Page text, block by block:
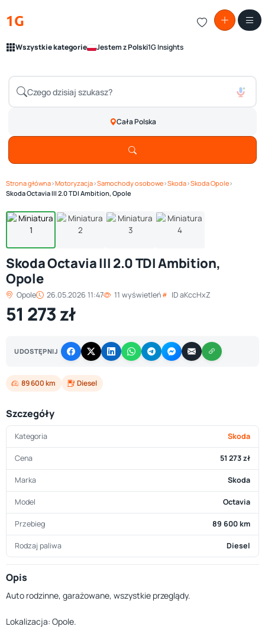
1G
Wszystkie kategorie Jestem z Polski1G Insights
Cała Polska
Strona główna›Motoryzacja›Samochody osobowe›Skoda›Skoda Opole›
Skoda Octavia III 2.0 TDI Ambition, Opole
1/ 4 Zobacz galerię
Skoda Octavia III 2.0 TDI Ambition,
Opole
Opole 26.05.2026 11:47 11 wyświetleń ID aKccHxZ
51 273 zł
UDOSTĘPNIJ
89 600 km Diesel
Szczegóły
Kategoria Skoda
Cena 51 273 zł
Marka Skoda
Model Octavia
Przebieg 89 600 km
Rodzaj paliwa Diesel
Opis
Auto rodzinne, garażowane, wszystkie przeglądy.
Lokalizacja: Opole.